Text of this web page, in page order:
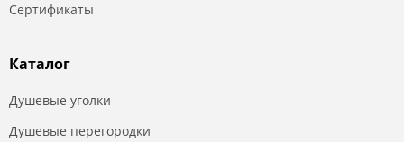
Сертификаты
Каталог
Душевые уголки
Душевые перегородки